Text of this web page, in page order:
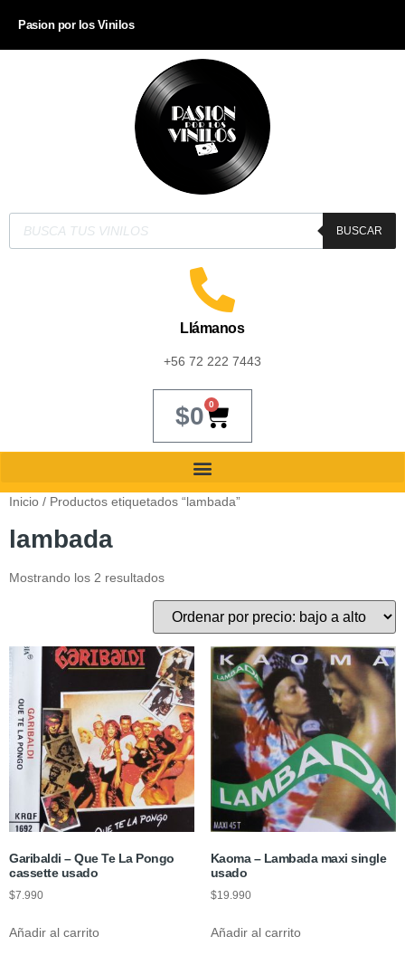
Pasion por los Vinilos
BUSCAR
Llámanos
+56 72 222 7443
$0 0
Inicio / Productos etiquetados “lambada”
lambada
Mostrando los 2 resultados
Garibaldi – Que Te La Pongo
cassette usado
$7.990
Añadir al carrito
Kaoma – Lambada maxi single
usado
$19.990
Añadir al carrito